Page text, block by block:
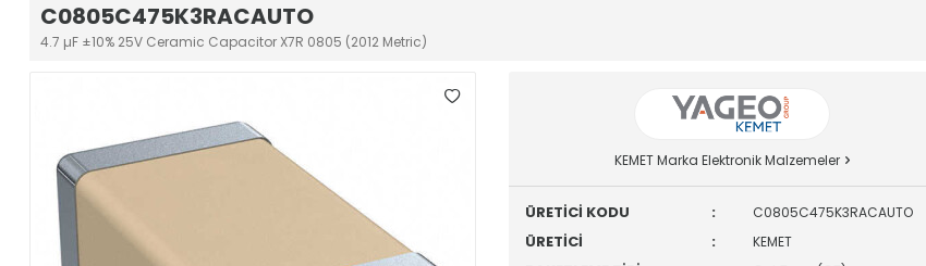
C0805C475K3RACAUTO
4.7 µF ±10% 25V Ceramic Capacitor X7R 0805 (2012 Metric)
KEMET Marka Elektronik Malzemeler
ÜRETİCİ KODU : C0805C475K3RACAUTO
ÜRETİCİ : KEMET